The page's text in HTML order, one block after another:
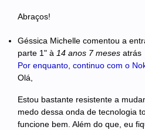
Abraços!
Géssica Michelle comentou a
parte 1" à 14 anos 7 meses atrás
Por enquanto, continuo com o
Olá,
Estou bastante resistente a
medo dessa onda de tecnologia
funcione bem. Além do que, eu